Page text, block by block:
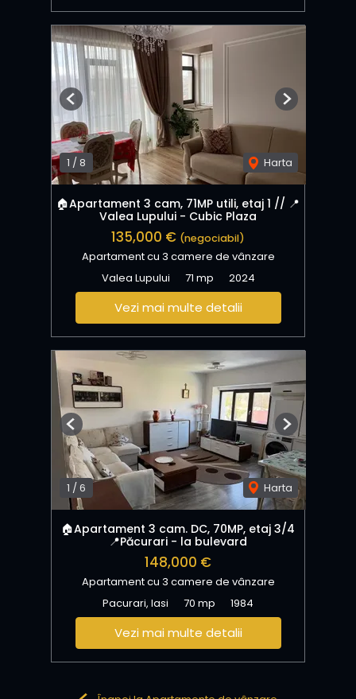
1 /8 Harta
Previous Next
🏠Apartament 3 cam, 71MP utili, etaj 1 // 📍
Valea Lupului - Cubic Plaza
135,000 € (negociabil)
Apartament cu 3 camere de vânzare
Valea Lupului
71 mp 2024
Vezi mai multe detalii
1 /6 Harta
Previous Next
🏠Apartament 3 cam. DC, 70MP, etaj 3/4
📍Păcurari - la bulevard
148,000 €
Apartament cu 3 camere de vânzare
Pacurari, Iasi
70 mp 1984
Vezi mai multe detalii